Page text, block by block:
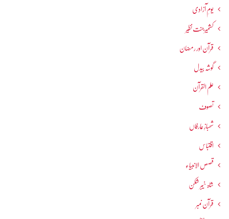
یومِ آزادی
کشمیرجنت نظیر
قرآن اور رمضان
گوشہ بیدل
علم القرآن
تصوف
شھبازِ عارفاں
اقتباس
قصص الانبیاء
شاہ خیبر شکن
قرآن نمبر